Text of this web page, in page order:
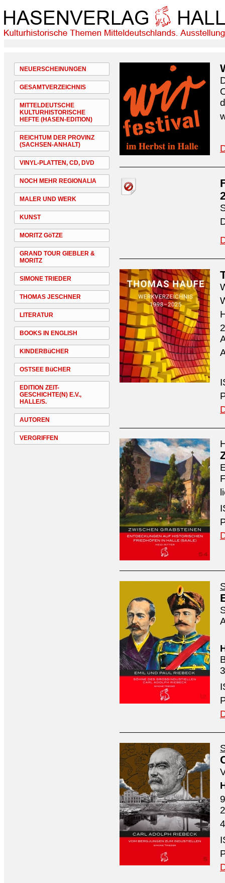
NEUERSCHEINUNGEN
GESAMTVERZEICHNIS
MITTELDEUTSCHE
KULTURHISTORISCHE
HEFTE (HASEN-EDITION)
REICHTUM DER PROVINZ
(SACHSEN-ANHALT)
VINYL-PLATTEN, CD, DVD
NOCH MEHR REGIONALIA
MALER UND WERK
KUNST
MORITZ GöTZE
GRAND TOUR GIEBLER &
MORITZ
SIMONE TRIEDER
THOMAS JESCHNER
LITERATUR
BOOKS IN ENGLISH
KINDERBüCHER
OSTSEE BüCHER
EDITION ZEIT-
GESCHICHTE(N) E.V.,
HALLE/S.
AUTOREN
VERGRIFFEN